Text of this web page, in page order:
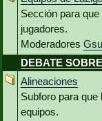
Sección para
jugadores.
Moderadores
DEBATE
Alineaciones
Subforo para
equipos.